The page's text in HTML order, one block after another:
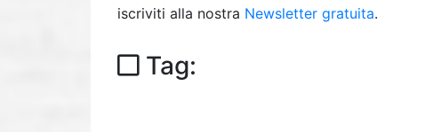
iscriviti alla nostra Newsletter gratuita.
Tag: